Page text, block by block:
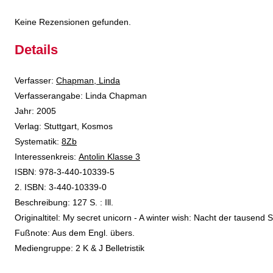
Keine Rezensionen gefunden.
Details
Verfasser: Suche nach diesem Verfasser
Chapman, Linda
Verfasserangabe: Linda Chapman
Jahr: 2005
Verlag: Stuttgart, Kosmos
opens in new tab
Diesen Link in neuem Tab öffnen
Systematik: Suche nach dieser Systematik
8Zb
Interessenkreis: Suche nach diesem Interessenskreis
Antolin Klasse 3
ISBN: 978-3-440-10339-5
2. ISBN: 3-440-10339-0
Beschreibung: 127 S. : Ill.
Suche nach dieser Beteiligten Person
Originaltitel: My secret unicorn - A winter wish: Nacht der tausend
Fußnote: Aus dem Engl. übers.
Mediengruppe: 2 K & J Belletristik